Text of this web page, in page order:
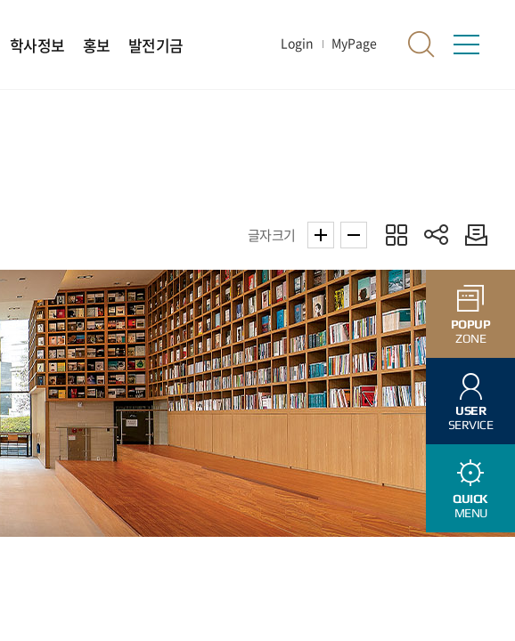
학사정보 홍보 발전기금 Login MyPage
POPUP
ZONE
USER
SERVICE
QUICK
MENU
글자크기